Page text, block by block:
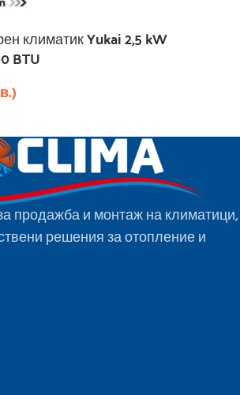
климатик Yukai 2,5 kW
BTU
)
продажба и монтаж на климатици,
решения за отопление и